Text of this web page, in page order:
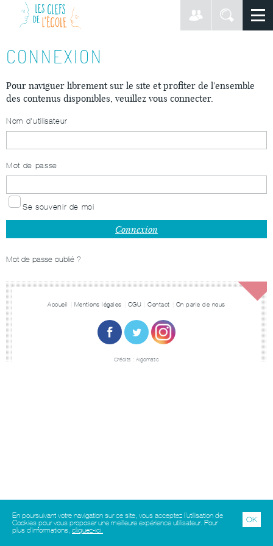
CONNEXION
Pour naviguer librement sur le site et profiter de l'ensemble
des contenus disponibles, veuillez vous connecter.
Nom d'utilisateur
Mot de passe
Se souvenir de moi
Mot de passe oublié ?
Accueil Mentions légales CGU Contact On parle de nous
Crédits : Algomatic
En poursuivant votre navigation sur ce site, vous acceptez l’utilisation de
Cookies pour vous proposer une meilleure expérience utilisateur. Pour
plus d'informations, cliquez-ici.
OK